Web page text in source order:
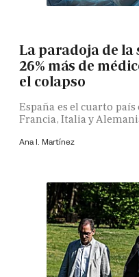
La paradoja de la
26% más de
el colapso
España es el cuarto
Francia, Italia y
Ana I. Martínez